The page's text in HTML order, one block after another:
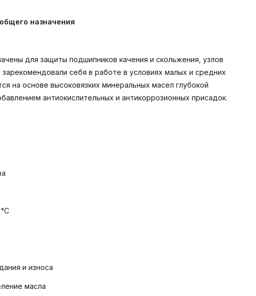
назначения
для защиты подшипников качения и скольжения, узлов
себя в работе в условиях малых и средних
на основе высоковязких минеральных масел глубокой
антиокислительных и антикоррозионных присадок.
и износа
масла